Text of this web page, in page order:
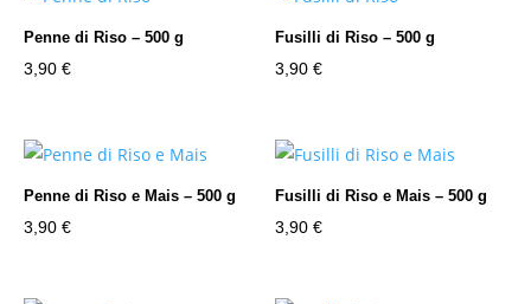
Penne di Riso – 500 g
3,90 €
Fusilli di Riso – 500 g
3,90€
Penne di Riso e Mais – 500 g
3,90 €
Fusilli di Riso e Mais – 500 g
3,90€